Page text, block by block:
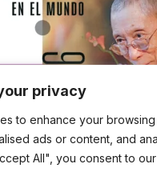
privacy
to enhance your
ads or content, and
All", you consent to our